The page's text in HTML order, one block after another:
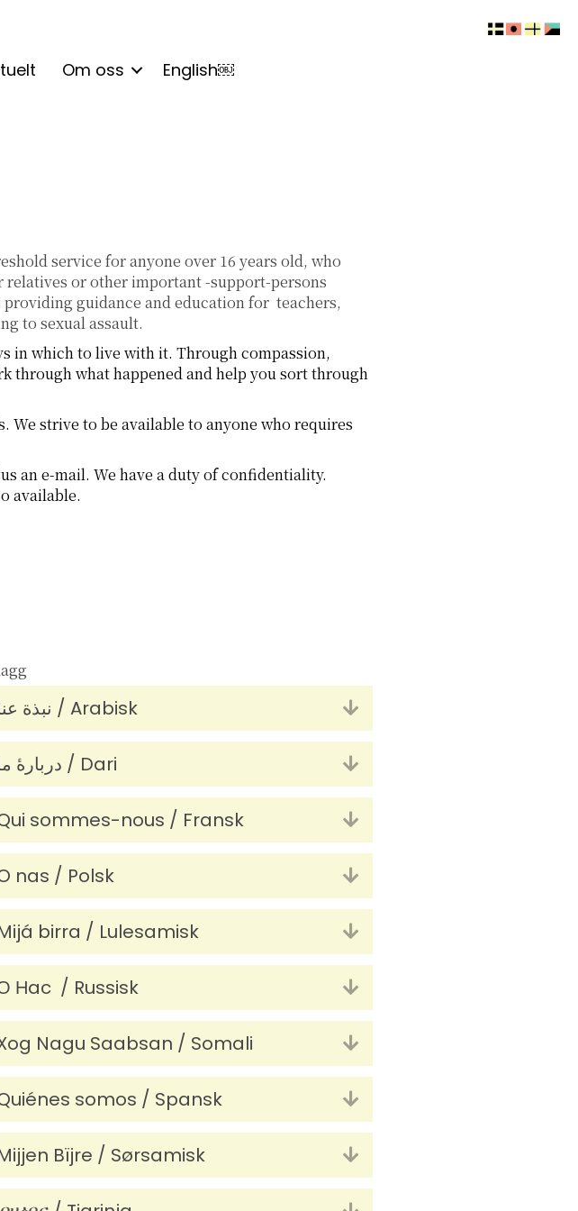
Om oss
English￼
service for anyone over 16 years old, who
relatives or other important -support-persons
guidance and education for teachers,
to sexual assault.
in which to live with it. Through compassion,
through what happened and help you sort through
We strive to be available to anyone who requires
an e-mail. We have a duty of confidentiality.
available.
نبذة عنا / Arabisk
دربارۀ ما / Dari
sommes-nous / Fransk
nas / Polsk
birra / Lulesamisk
Нac / Russisk
Nagu Saabsan / Somali
somos / Spansk
Bïjre / Sørsamisk